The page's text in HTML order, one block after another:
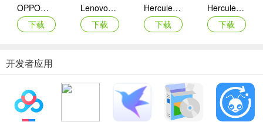
OPPO网络摄像头驱动
下载
Lenovo联想ThinkPad E430/E435/E445/E530/E535/E545笔记本摄像头驱动
下载
Hercules Deluxe Optical Glass摄像头驱动
下载
Hercules Dualpix Exchange摄像头驱动
下载
开发者应用